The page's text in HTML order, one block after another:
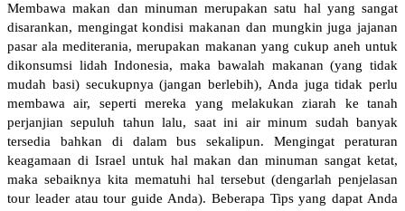
Membawa makan dan minuman merupakan satu hal yang sangat
disarankan, mengingat kondisi makanan dan mungkin juga jajanan
pasar ala mediterania, merupakan makanan yang cukup aneh untuk
dikonsumsi lidah Indonesia, maka bawalah makanan (yang tidak
mudah basi) secukupnya (jangan berlebih), Anda juga tidak perlu
membawa air, seperti mereka yang melakukan ziarah ke tanah
perjanjian sepuluh tahun lalu, saat ini air minum sudah banyak
tersedia bahkan di dalam bus sekalipun. Mengingat peraturan
keagamaan di Israel untuk hal makan dan minuman sangat ketat,
maka sebaiknya kita mematuhi hal tersebut (dengarlah penjelasan
tour leader atau tour guide Anda). Beberapa Tips yang dapat Anda